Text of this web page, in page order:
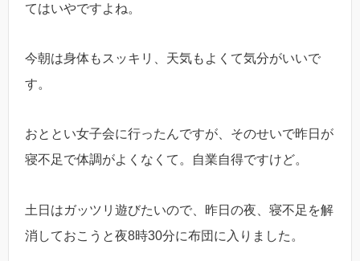
てはいやですよね。
今朝は身体もスッキリ、天気もよくて気分がいいで
す。
おととい女子会に行ったんですが、そのせいで昨日が
寝不足で体調がよくなくて。自業自得ですけど。
土日はガッツリ遊びたいので、昨日の夜、寝不足を解
消しておこうと夜8時30分に布団に入りました。